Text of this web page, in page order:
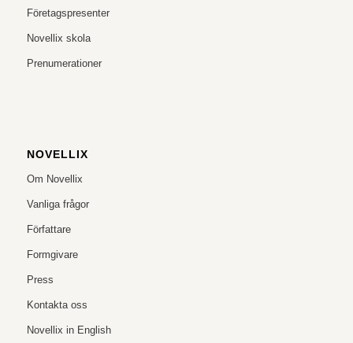
Företagspresenter
Novellix skola
Prenumerationer
NOVELLIX
Om Novellix
Vanliga frågor
Författare
Formgivare
Press
Kontakta oss
Novellix in English